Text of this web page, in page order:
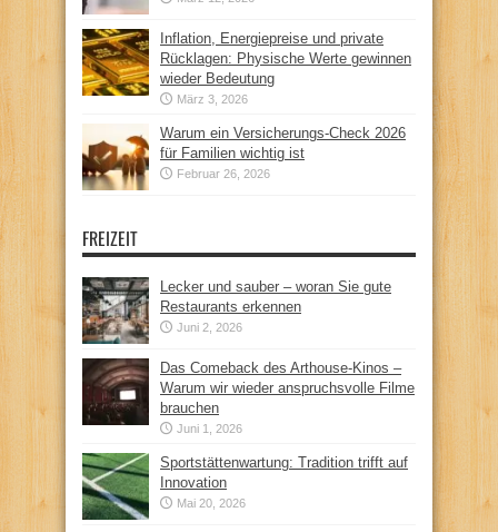
Inflation, Energiepreise und private
Rücklagen: Physische Werte gewinnen
wieder Bedeutung
März 3, 2026
Warum ein Versicherungs-Check 2026
für Familien wichtig ist
Februar 26, 2026
FREIZEIT
Lecker und sauber – woran Sie gute
Restaurants erkennen
Juni 2, 2026
Das Comeback des Arthouse-Kinos –
Warum wir wieder anspruchsvolle Filme
brauchen
Juni 1, 2026
Sportstättenwartung: Tradition trifft auf
Innovation
Mai 20, 2026